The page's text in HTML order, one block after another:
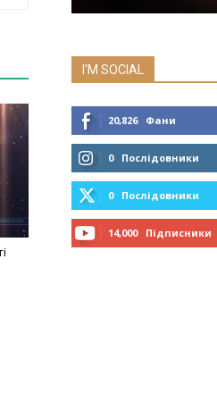
I'M SOCIAL
20,826 Фани
0 Послідовники
0 Послідовники
14,000 Підписники